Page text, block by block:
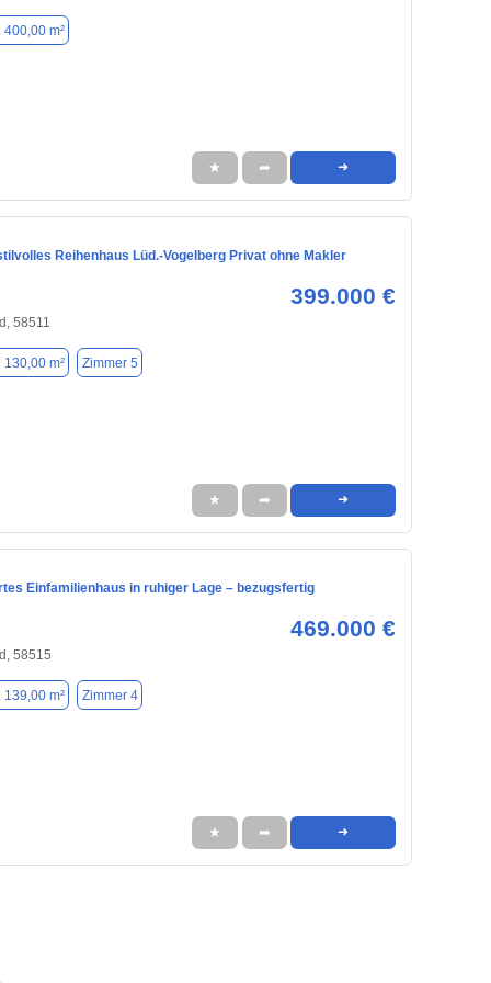
400,00 m²
★ ➦ ➜
Reihenhaus Lüd.-Vogelberg Privat ohne Makler
399.000 €
58511
130,00 m² Zimmer 5
★ ➦ ➜
Einfamilienhaus in ruhiger Lage – bezugsfertig
469.000 €
58515
139,00 m² Zimmer 4
★ ➦ ➜